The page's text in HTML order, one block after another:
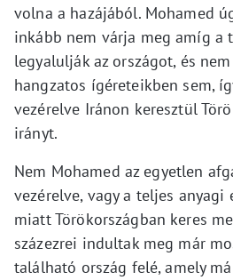
volna a hazájából. Mohamed
inkább nem várja meg amíg a
legyalulják az országot, és
hangzatos ígéreteikben sem,
vezérelve Iránon keresztül
irányt.
Nem Mohamed az egyetlen
vezérelve, vagy a teljes
miatt Törökországban keres
százezrei indultak meg már
található ország felé, amely